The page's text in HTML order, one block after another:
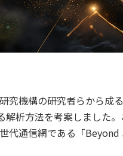
究機構の研究者らから成
解析方法を考案しました
代通信網である「